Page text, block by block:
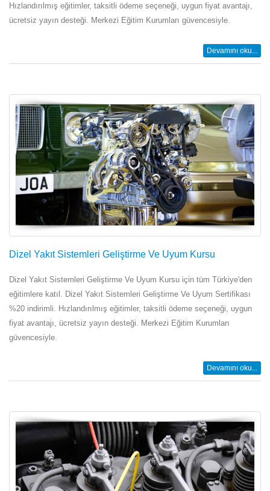
Hızlandırılmış eğitimler, taksitli ödeme seçeneği, uygun fiyat avantajı,
ücretsiz yayın desteği. Merkezi Eğitim Kurumları güvencesiyle.
Devamını oku...
Dizel Yakıt Sistemleri Geliştirme Ve Uyum Kursu
Dizel Yakıt Sistemleri Geliştirme Ve Uyum Kursu için tüm Türkiye'den
eğitimlere katıl. Dizel Yakıt Sistemleri Geliştirme Ve Uyum Sertifikası
%20 indirimli. Hızlandırılmış eğitimler, taksitli ödeme seçeneği, uygun
fiyat avantajı, ücretsiz yayın desteği. Merkezi Eğitim Kurumları
güvencesiyle.
Devamını oku...